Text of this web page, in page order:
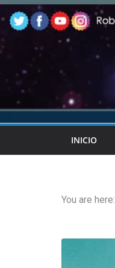
Skip
to
content
INICIO
You are here: